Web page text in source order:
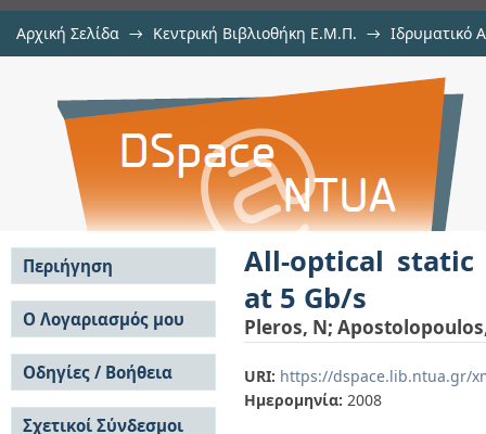
Αρχική Σελίδα → Κεντρική Βιβλιοθήκη Ε.Μ.Π. → Ιδρυματικό
All-optical static RAM cell with
All-optical
at 5 Gb/s
Pleros, N;
URI: https://dspace.lib.ntua.gr/
Ημερομηνία: 2008
Περιήγηση
Σε όλο το DSpace
Κοινότητες & Συλλογές
Ανά Ημερομηνία
Έκδοσης
Συγγραφείς
Τίτλοι
Ο Λογαριασμός μου
Σύνδεση
Εγγραφή
Οδηγίες / Βοήθεια
Οδηγίες Υποβολής
Οδηγίες Χρήσης ΙΑ
Σχετικοί Σύνδεσμοι